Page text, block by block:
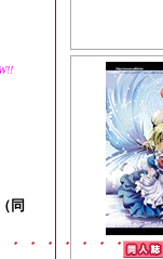
同
・・・・・・・・・